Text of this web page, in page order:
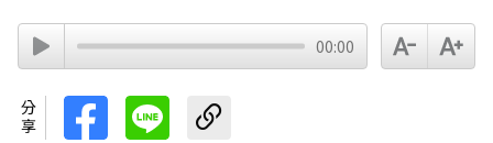
00:00
分享